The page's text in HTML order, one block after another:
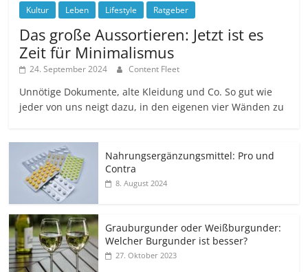
Kultur Leben Lifestyle Ratgeber
Das große Aussortieren: Jetzt ist es
Zeit für Minimalismus
24. September 2024 Content Fleet
Unnötige Dokumente, alte Kleidung und Co. So gut wie
jeder von uns neigt dazu, in den eigenen vier Wänden zu
Nahrungsergänzungsmittel: Pro und
Contra
8. August 2024
Grauburgunder oder Weißburgunder:
Welcher Burgunder ist besser?
27. Oktober 2023